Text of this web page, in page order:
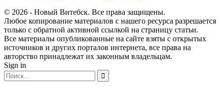
© 2026 - Новый Витебск. Все права защищены.
Любое копирование материалов с нашего ресурса разрешается
только с обратной активной ссылкой на страницу статьи.
Все материалы опубликованные на сайте взяты с открытых
источников и других порталов интернета, все права на
авторство принадлежат их законным владельцам.
Sign in